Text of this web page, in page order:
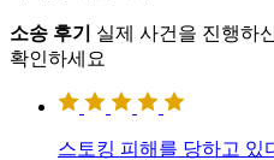
소송 후기 실제 사건을 진행하
확인하세요
스토킹 피해를 당하고 있